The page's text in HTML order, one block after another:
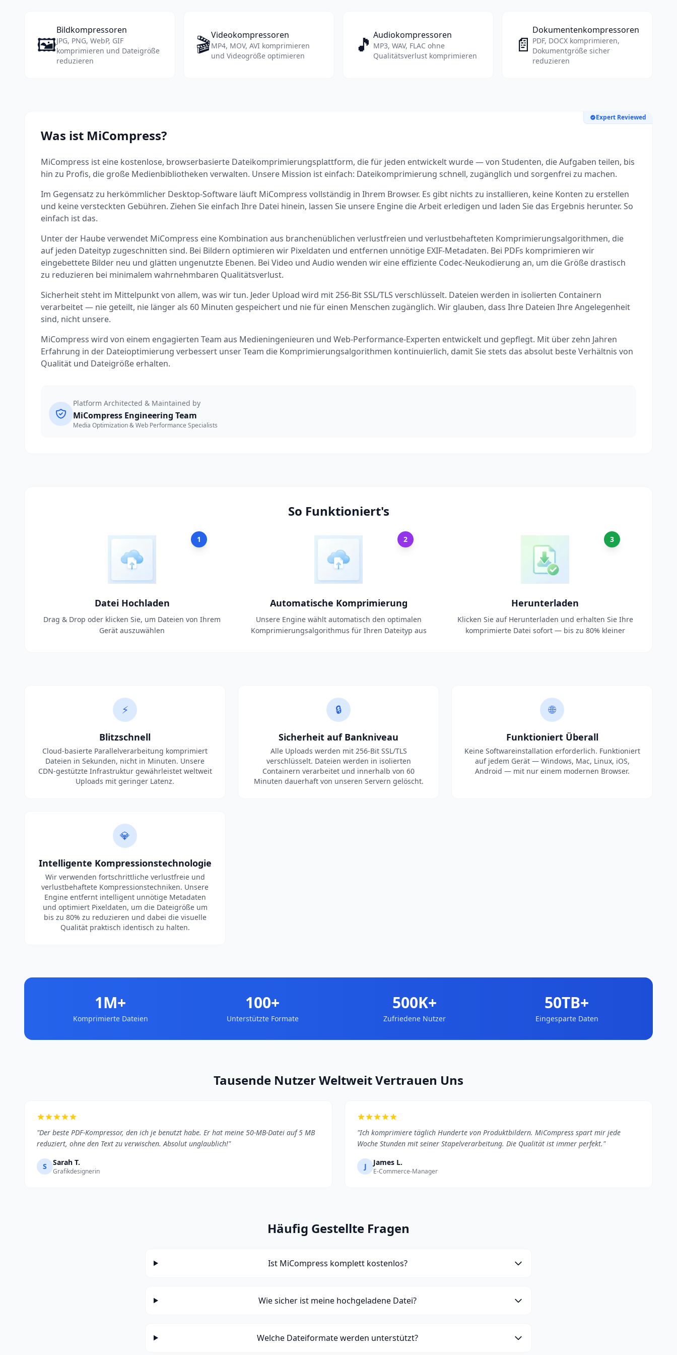
🖼️
Bildkompressoren
JPG, PNG, WebP, GIF
komprimieren und Dateigröße
reduzieren
🎬Videokompressoren
MP4, MOV, AVI komprimieren
und Videogröße optimieren
🎵 Audiokompressoren
MP3, WAV, FLAC ohne
Qualitätsverlust komprimieren
📄
Dokumentenkompressoren
PDF, DOCX komprimieren,
Dokumentgröße sicher
reduzieren
Expert Reviewed
Was ist MiCompress?
MiCompress ist eine kostenlose, browserbasierte Dateikomprimierungsplattform, die für jeden entwickelt wurde — von Studenten, die Aufgaben teilen, bis
hin zu Profis, die große Medienbibliotheken verwalten. Unsere Mission ist einfach: Dateikomprimierung schnell, zugänglich und sorgenfrei zu machen.
Im Gegensatz zu herkömmlicher Desktop-Software läuft MiCompress vollständig in Ihrem Browser. Es gibt nichts zu installieren, keine Konten zu erstellen
und keine versteckten Gebühren. Ziehen Sie einfach Ihre Datei hinein, lassen Sie unsere Engine die Arbeit erledigen und laden Sie das Ergebnis herunter. So
einfach ist das.
Unter der Haube verwendet MiCompress eine Kombination aus branchenüblichen verlustfreien und verlustbehafteten Komprimierungsalgorithmen, die
auf jeden Dateityp zugeschnitten sind. Bei Bildern optimieren wir Pixeldaten und entfernen unnötige EXIF-Metadaten. Bei PDFs komprimieren wir
eingebettete Bilder neu und glätten ungenutzte Ebenen. Bei Video und Audio wenden wir eine effiziente Codec-Neukodierung an, um die Größe drastisch
zu reduzieren bei minimalem wahrnehmbaren Qualitätsverlust.
Sicherheit steht im Mittelpunkt von allem, was wir tun. Jeder Upload wird mit 256-Bit SSL/TLS verschlüsselt. Dateien werden in isolierten Containern
verarbeitet — nie geteilt, nie länger als 60 Minuten gespeichert und nie für einen Menschen zugänglich. Wir glauben, dass Ihre Dateien Ihre Angelegenheit
sind, nicht unsere.
MiCompress wird von einem engagierten Team aus Medieningenieuren und Web-Performance-Experten entwickelt und gepflegt. Mit über zehn Jahren
Erfahrung in der Dateioptimierung verbessert unser Team die Komprimierungsalgorithmen kontinuierlich, damit Sie stets das absolut beste Verhältnis von
Qualität und Dateigröße erhalten.
Platform Architected & Maintained by
MiCompress Engineering Team
Media Optimization & Web Performance Specialists
So Funktioniert's
1
Datei Hochladen
Drag & Drop oder klicken Sie, um Dateien von Ihrem
Gerät auszuwählen
2
Automatische Komprimierung
Unsere Engine wählt automatisch den optimalen
Komprimierungsalgorithmus für Ihren Dateityp aus
3
Herunterladen
Klicken Sie auf Herunterladen und erhalten Sie Ihre
komprimierte Datei sofort — bis zu 80% kleiner
⚡
Blitzschnell
Cloud-basierte Parallelverarbeitung komprimiert
Dateien in Sekunden, nicht in Minuten. Unsere
CDN-gestützte Infrastruktur gewährleistet weltweit
Uploads mit geringer Latenz.
🔒
Sicherheit auf Bankniveau
Alle Uploads werden mit 256-Bit SSL/TLS
verschlüsselt. Dateien werden in isolierten
Containern verarbeitet und innerhalb von 60
Minuten dauerhaft von unseren Servern gelöscht.
🌐
Funktioniert Überall
Keine Softwareinstallation erforderlich. Funktioniert
auf jedem Gerät — Windows, Mac, Linux, iOS,
Android — mit nur einem modernen Browser.
💎
Intelligente Kompressionstechnologie
Wir verwenden fortschrittliche verlustfreie und
verlustbehaftete Kompressionstechniken. Unsere
Engine entfernt intelligent unnötige Metadaten
und optimiert Pixeldaten, um die Dateigröße um
bis zu 80% zu reduzieren und dabei die visuelle
Qualität praktisch identisch zu halten.
1M+
Komprimierte Dateien
100+
Unterstützte Formate
500K+
Zufriedene Nutzer
50TB+
Eingesparte Daten
Tausende Nutzer Weltweit Vertrauen Uns
"Der beste PDF-Kompressor, den ich je benutzt habe. Er hat meine 50-MB-Datei auf 5 MB
reduziert, ohne den Text zu verwischen. Absolut unglaublich!"
S Sarah T.
Grafikdesignerin
"Ich komprimiere täglich Hunderte von Produktbildern. MiCompress spart mir jede
Woche Stunden mit seiner Stapelverarbeitung. Die Qualität ist immer perfekt."
J James L.
E-Commerce-Manager
Häufig Gestellte Fragen
Ist MiCompress komplett kostenlos?
Wie sicher ist meine hochgeladene Datei?
Welche Dateiformate werden unterstützt?